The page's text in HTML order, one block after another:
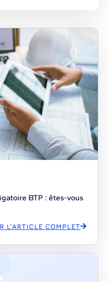
BTP : êtes-vous
L'ARTICLE COMPLET